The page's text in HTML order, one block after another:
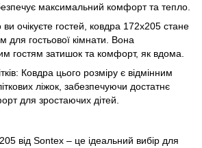
максимальний комфорт та тепло.
очікуєте гостей, ковдра 172х205 стане
для гостьової кімнати. Вона
гостям затишок та комфорт, як вдома.
Ковдра цього розміру є відмінним
ліжок, забезпечуючи достатнє
для зростаючих дітей.
від Sontex – це ідеальний вибір для